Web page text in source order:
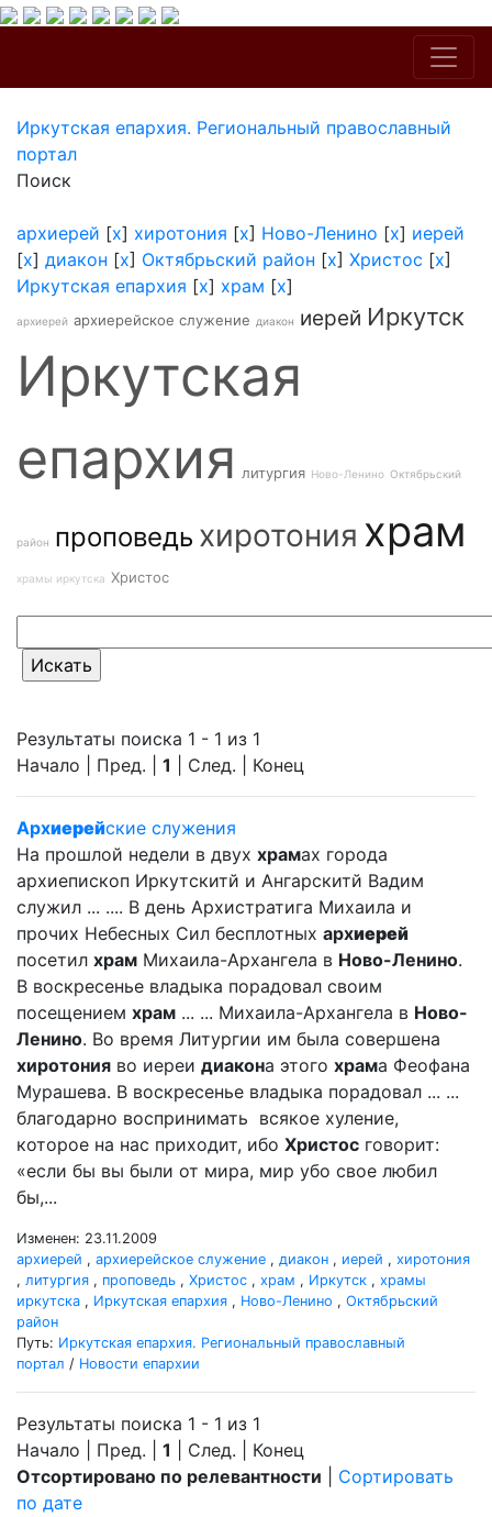
Иркутская епархия. Региональный православный
портал
Поиск
архиерей [x] хиротония [x] Ново-Ленино [x] иерей
[x] диакон [x] Октябрьский район [x] Христос [x]
Иркутская епархия [x] храм [x]
архиерей архиерейское служение диакон иерей Иркутск
Иркутская
епархия литургия Ново-Ленино Октябрьский
район проповедь хиротония храм
храмы иркутска Христос
Результаты поиска 1 - 1 из 1
Начало | Пред. | 1 | След. | Конец
Архиерейские служения
На прошлой недели в двух храмах города
архиепископ Иркутскитй и Ангарскитй Вадим
служил ... .... В день Архистратига Михаила и
прочих Небесных Сил бесплотных архиерей
посетил храм Михаила-Архангела в Ново-Ленино.
В воскресенье владыка порадовал своим
посещением храм ... ... Михаила-Архангела в Ново-
Ленино. Во время Литургии им была совершена
хиротония во иереи диакона этого храма Феофана
Мурашева. В воскресенье владыка порадовал ... ...
благодарно воспринимать всякое хуление,
которое на нас приходит, ибо Христос говорит:
«если бы вы были от мира, мир убо свое любил
бы,...
Изменен: 23.11.2009
архиерей , архиерейское служение , диакон , иерей , хиротония
, литургия , проповедь , Христос , храм , Иркутск , храмы
иркутска , Иркутская епархия , Ново-Ленино , Октябрьский
район
Путь: Иркутская епархия. Региональный православный
портал / Новости епархии
Результаты поиска 1 - 1 из 1
Начало | Пред. | 1 | След. | Конец
Отсортировано по релевантности
Сортировать
по дате